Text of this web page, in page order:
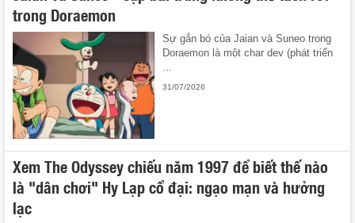
trong Doraemon
Sự gắn bó của Jaian và Suneo trong
Doraemon là một char dev (phát triển
...
31/07/2026
Xem The Odyssey chiếu năm 1997 để biết thế nào
là "dân chơi" Hy Lạp cổ đại: ngạo mạn và hưởng
lạc